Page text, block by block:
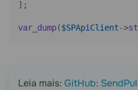
];
var_dump($SPApiClient->
Leia mais: GitHub: